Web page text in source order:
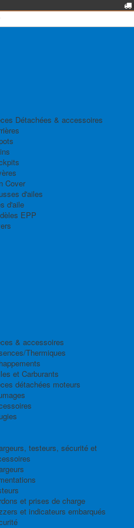
Détachées & accessoires
Cover
d'ailes
d'aile
EPP
& accessoires
Thermiques
et Carburants
détachées moteurs
testeurs, sécurité et
et prises de charge
et indicateurs embarqués